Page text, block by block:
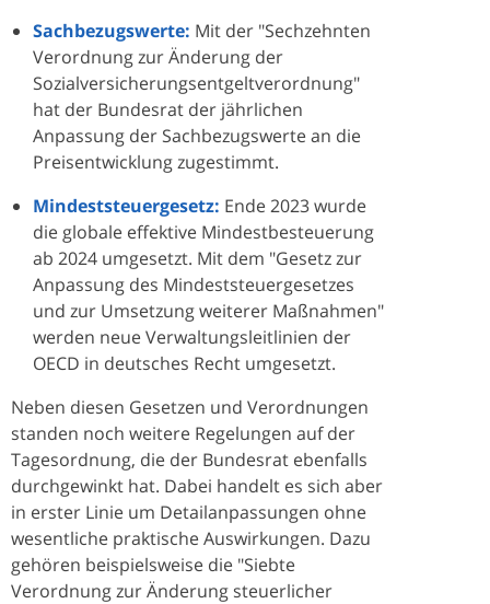
Sachbezugswerte: Mit der "Sechzehnten
Verordnung zur Änderung der
Sozialversicherungsentgeltverordnung"
hat der Bundesrat der jährlichen
Anpassung der Sachbezugswerte an die
Preisentwicklung zugestimmt.
Mindeststeuergesetz: Ende 2023 wurde
die globale effektive Mindestbesteuerung
ab 2024 umgesetzt. Mit dem "Gesetz zur
Anpassung des Mindeststeuergesetzes
und zur Umsetzung weiterer Maßnahmen"
werden neue Verwaltungsleitlinien der
OECD in deutsches Recht umgesetzt.
Neben diesen Gesetzen und Verordnungen
standen noch weitere Regelungen auf der
Tagesordnung, die der Bundesrat ebenfalls
durchgewinkt hat. Dabei handelt es sich aber
in erster Linie um Detailanpassungen ohne
wesentliche praktische Auswirkungen. Dazu
gehören beispielsweise die "Siebte
Verordnung zur Änderung steuerlicher